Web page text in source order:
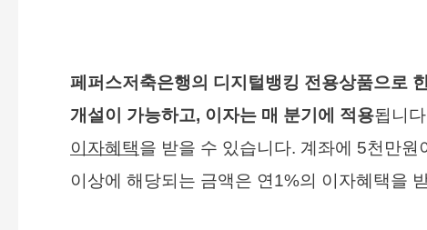
페퍼스저축은행의 디지털뱅킹 전용상품으로
개설이 가능하고, 이자는 매 분기에 적용됩니
이자혜택을 받을 수 있습니다. 계좌에 5천만
이상에 해당되는 금액은 연1%의 이자혜택을